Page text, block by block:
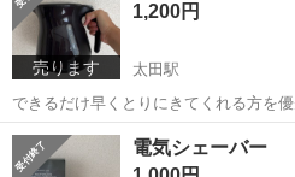
売ります
1,200円
太田駅
できるだけ早くとりにきてくれる方を
しくおねがいします。
群馬 太田市 太田駅
電気シェーバー